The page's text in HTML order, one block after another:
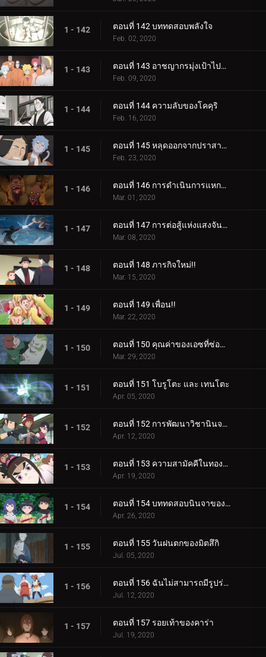
1 - 142 ตอนที่ 142 บททดสอบพลังใจ
Feb. 02, 2020
1 - 143 ตอนที่ 143 อาชญากรมุ่งเป้าไปที่โคคุริ
Feb. 09, 2020
1 - 144 ตอนที่ 144 ความลับของโคคุริ
Feb. 16, 2020
1 - 145 ตอนที่ 145 หลุดออกจากปราสาทโฮซึกิ
Feb. 23, 2020
1 - 146 ตอนที่ 146 การดำเนินการแหกคุก
Mar. 01, 2020
1 - 147 ตอนที่ 147 การต่อสู้แห่งแสงจันทร์อันเป็นเวรกรรม
Mar. 08, 2020
1 - 148 ตอนที่ 148 ภารกิจใหม่!!
Mar. 15, 2020
1 - 149 ตอนที่ 149 เพื่อน!!
Mar. 22, 2020
1 - 150 ตอนที่ 150 คุณค่าของเอซที่ซ่อนอยู่
Mar. 29, 2020
1 - 151 ตอนที่ 151 โบรูโตะ และ เทนโตะ
Apr. 05, 2020
1 - 152 ตอนที่ 152 การพัฒนาวิชานินจาทางการแพทย์
Apr. 12, 2020
1 - 153 ตอนที่ 153 ความสามัคคีในทองคำ
Apr. 19, 2020
1 - 154 ตอนที่ 154 บททดสอบนินจาของฮิมาวาริ!!
Apr. 26, 2020
1 - 155 ตอนที่ 155 วันฝนตกของมิตสึกิ
Jul. 05, 2020
1 - 156 ตอนที่ 156 ฉันไม่สามารถมีรูปร่างผอมเพรียวได้
Jul. 12, 2020
1 - 157 ตอนที่ 157 รอยเท้าของคาร่า
Jul. 19, 2020